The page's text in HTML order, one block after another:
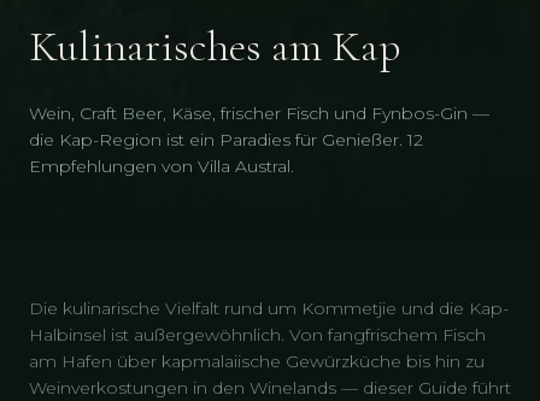
Kulinarisches am Kap
Wein, Craft Beer, Käse, frischer Fisch und Fynbos-Gin —
die Kap-Region ist ein Paradies für Genießer. 12
Empfehlungen von Villa Austral.
Die kulinarische Vielfalt rund um Kommetjie und die Kap-
Halbinsel ist außergewöhnlich. Von fangfrischem Fisch
am Hafen über kapmalaiische Gewürzküche bis hin zu
Weinverkostungen in den Winelands — dieser Guide führt